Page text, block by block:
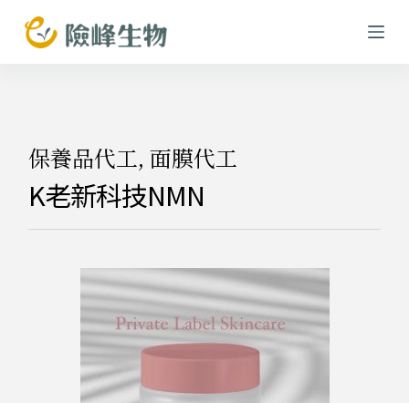
跳
至
保養品代工,面膜代工
K老新科技NMN